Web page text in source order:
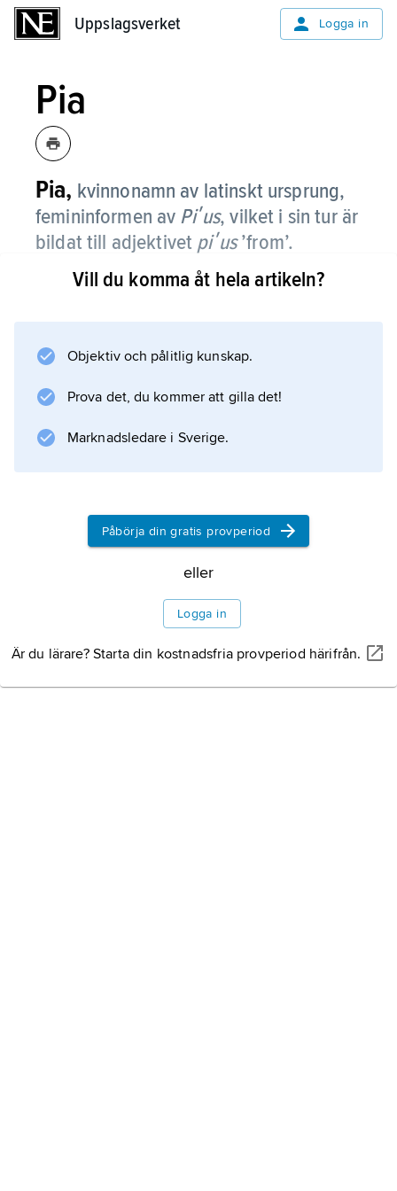
Uppslagsverket Logga in
Pia
Pia, kvinnonamn av latinskt ursprung,
femininformen av Piʹus, vilket i sin tur är
bildat till adjektivet piʹus’from’.
Namnet har funnits i svenskan sedan mitten
med modenamn.
Information om artikeln
Vill du komma åt hela artikeln?
Objektiv och pålitlig kunskap.
Prova det, du kommer att gilla det!
Marknadsledare i Sverige.
Påbörja din gratis provperiod
eller
Logga in
Är du lärare? Starta din kostnadsfria provperiod härifrån.